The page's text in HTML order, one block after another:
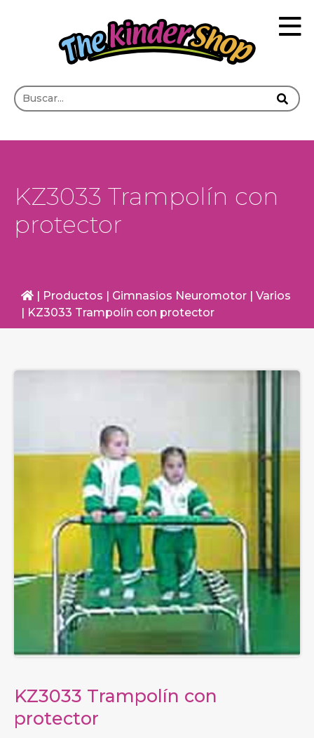
KZ3033 Trampolín con
protector
| Productos | Gimnasios Neuromotor | Varios
| KZ3033 Trampolín con protector
KZ3033 Trampolín con
protector